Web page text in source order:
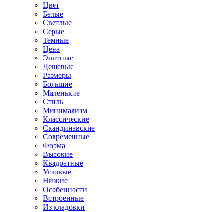
Цвет
Белые
Светлые
Серые
Темные
Цена
Элитные
Дешевые
Размеры
Большие
Маленькие
Стиль
Минимализм
Классические
Скандинавские
Современные
Форма
Высокие
Квадратные
Угловые
Низкие
Особенности
Встроенные
Из кладовки